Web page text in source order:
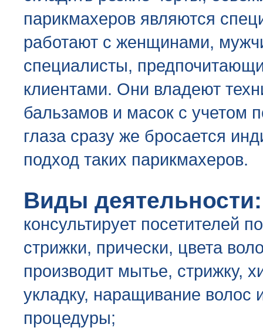
парикмахеров являются
работают с женщинами,
специалисты,
клиентами. Они владеют
бальзамов и масок с учетом
глаза сразу же бросается
подход таких парикмахеров.
Виды деятельности:
консультирует посетителей
стрижки, прически, цвета
производит мытье, стрижку,
укладку, наращивание волос
процедуры;